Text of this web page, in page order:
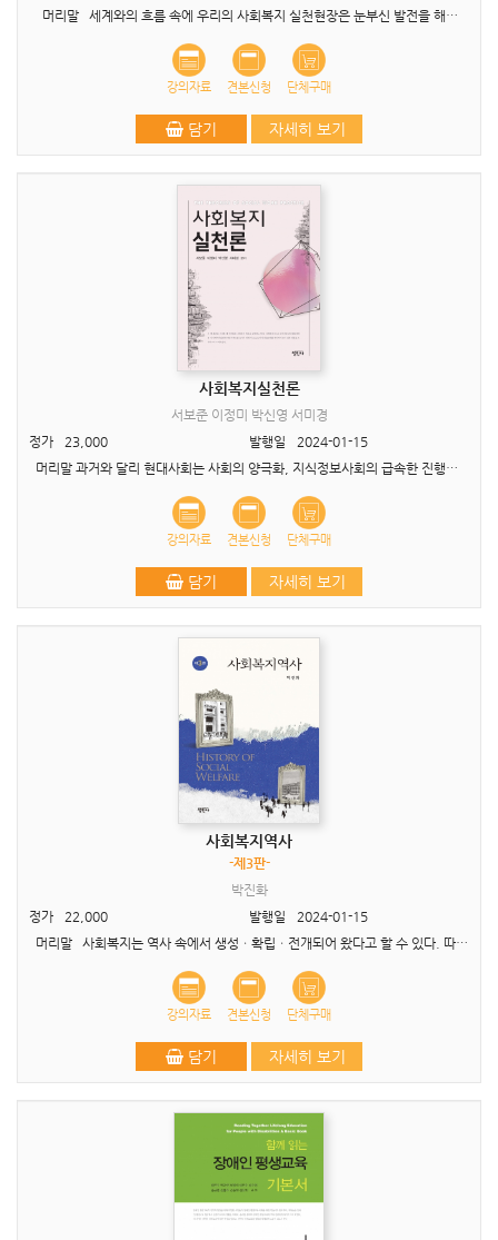
머리말 세계와의 흐름 속에 우리의 사회복지 실천현장은 눈부신 발전을 해오고 있으며 이에 따라 사회복지학의 끊임없는 발전도 함께하고 있다. 특히, 사회복지사를 양성하..
강의자료 견본신청 단체구매
담기 자세히 보기
사회복지실천론
서보준 이정미 박신영 서미경
정가
23,000 발행일
2024-01-15
머리말 과거와 달리 현대사회는 사회의 양극화, 지식정보사회의 급속한 진행과 더불어 매우 급속하게 변화하고 있을 뿐만 아니라 다양화되고 있다. 따라서 사회복지실천 현장에서도 클라이언트..
강의자료 견본신청 단체구매
담기 자세히 보기
사회복지역사
-제3판-
박진화
정가
22,000 발행일
2024-01-15
머리말 사회복지는 역사 속에서 생성ㆍ확립ㆍ전개되어 왔다고 할 수 있다. 따라서 사회복지에 대한 식견을 충분히 갖추기 위해서는 사회복지역사에 대한 이해가 반드시 필요하며 사회..
강의자료 견본신청 단체구매
담기 자세히 보기